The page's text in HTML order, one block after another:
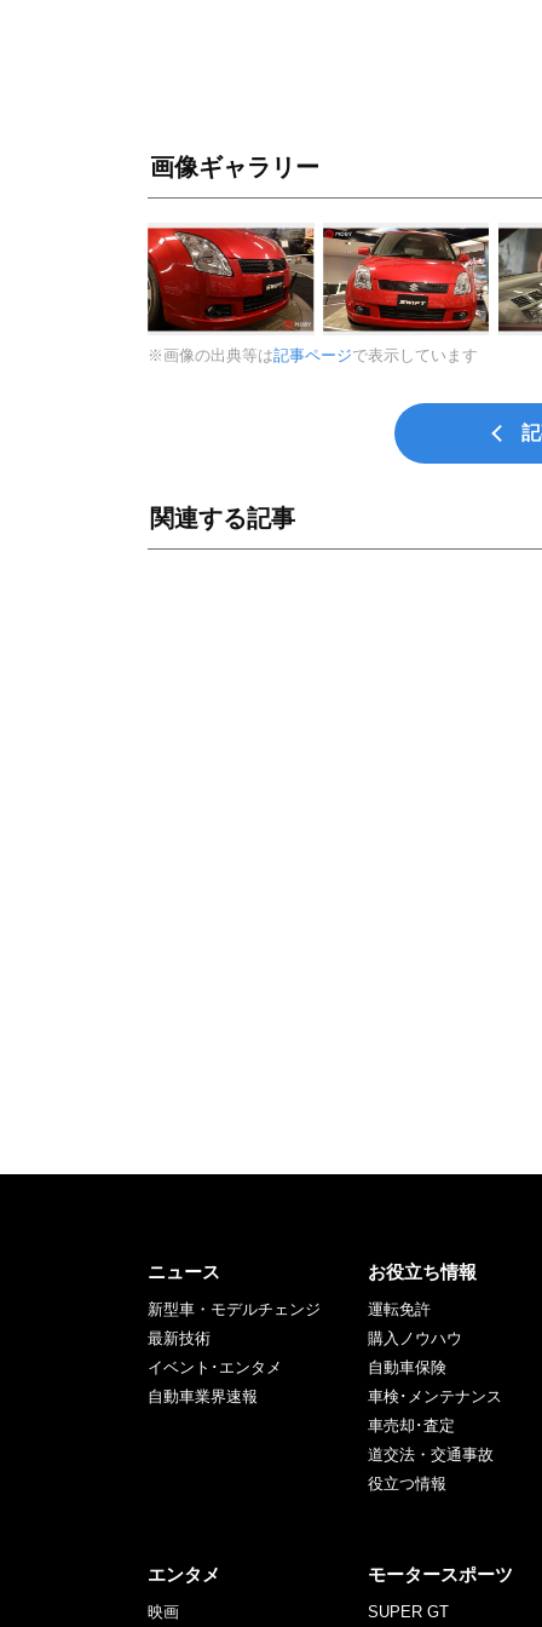
画像ギャラリー
※画像の出典等は記事ページで表示しています
関連する記事
ニュース
新型車・モデルチェンジ
最新技術
イベント･エンタメ
自動車業界速報
お役立ち情報
運転免許
購入ノウハウ
自動車保険
車検･メンテナンス
車売却･査定
道交法・交通事故
役立つ情報
エンタメ
映画
モータースポーツ
SUPER GT